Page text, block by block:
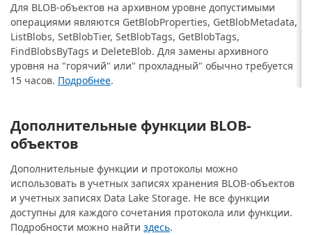
Для BLOB-объектов на архивном уровне допустимыми
операциями являются GetBlobProperties, GetBlobMetadata,
ListBlobs, SetBlobTier, SetBlobTags, GetBlobTags,
FindBlobsByTags и DeleteBlob. Для замены архивного
уровня на "горячий" или" прохладный" обычно требуется
15 часов. Подробнее.
Дополнительные функции BLOB-
объектов
Дополнительные функции и протоколы можно
использовать в учетных записях хранения BLOB-объектов
и учетных записях Data Lake Storage. Не все функции
доступны для каждого сочетания протокола или функции.
Подробности можно найти здесь.